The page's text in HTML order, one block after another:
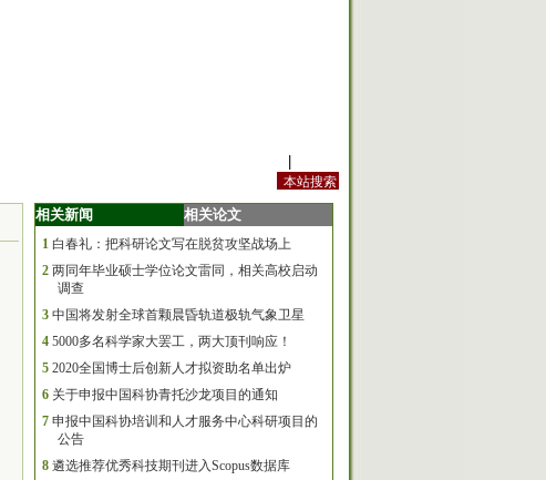
相关新闻 相关论文
1 白春礼：把科研论文写在脱贫攻坚战场上
2 两同年毕业硕士学位论文雷同，相关高校启动
调查
3 中国将发射全球首颗晨昏轨道极轨气象卫星
4 5000多名科学家大罢工，两大顶刊响应！
5 2020全国博士后创新人才拟资助名单出炉
6 关于申报中国科协青托沙龙项目的通知
7 申报中国科协培训和人才服务中心科研项目的
公告
8 遴选推荐优秀科技期刊进入Scopus数据库